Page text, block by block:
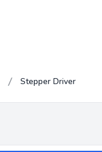
Stepper Driver